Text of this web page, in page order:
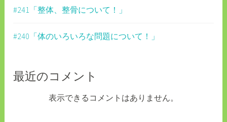
#241「整体、整骨について！」
#240「体のいろいろな問題について！」
最近のコメント
表示できるコメントはありません。